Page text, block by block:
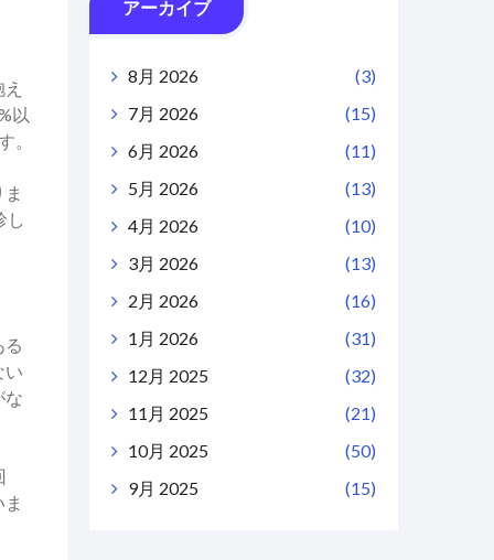
以
。
し
い
な
アーカイブ
8月 2026
(3)
7月 2026
(15)
6月 2026
(11)
5月 2026
(13)
4月 2026
(10)
3月 2026
(13)
2月 2026
(16)
1月 2026
(31)
12月 2025
(32)
11月 2025
(21)
10月 2025
(50)
9月 2025
(15)